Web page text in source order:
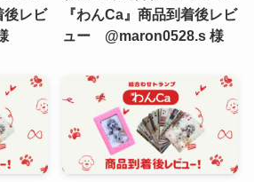
後レビ
『わんCa』商品到着後レビ
ュー @maron0528.s 様